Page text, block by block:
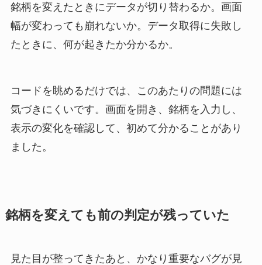
銘柄を変えたときにデータが切り替わるか。画面
幅が変わっても崩れないか。データ取得に失敗し
たときに、何が起きたか分かるか。
コードを眺めるだけでは、このあたりの問題には
気づきにくいです。画面を開き、銘柄を入力し、
表示の変化を確認して、初めて分かることがあり
ました。
銘柄を変えても前の判定が残っていた
見た目が整ってきたあと、かなり重要なバグが見